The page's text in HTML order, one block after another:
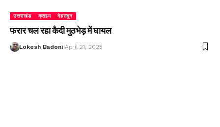
उत्तराखंड क्राइम देहरादून
फरार चल रहा कैदी मुठभेड़ में घायल
Lokesh Badoni April 21, 2025